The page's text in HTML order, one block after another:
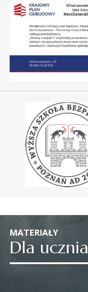
MATERIAŁY
Dla ucznia